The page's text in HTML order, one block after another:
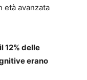
età avanzata
12% delle
erano